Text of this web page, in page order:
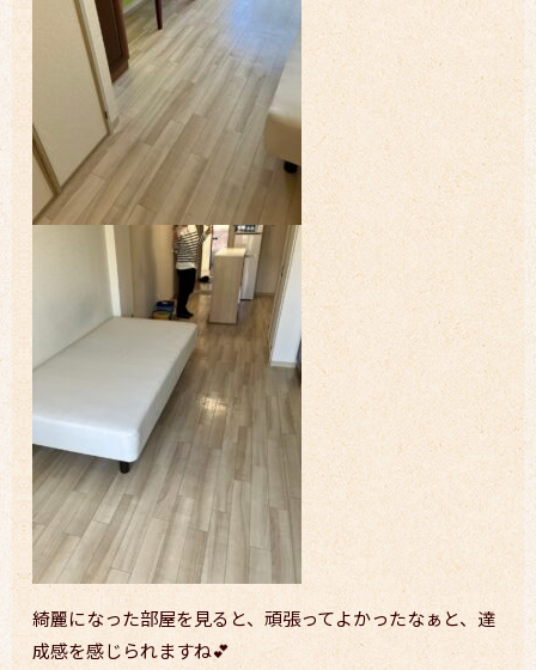
綺麗になった部屋を見ると、頑張ってよかったなぁと、達
成感を感じられますね💕